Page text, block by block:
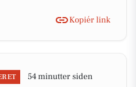
Kopiér link
54 minutter siden